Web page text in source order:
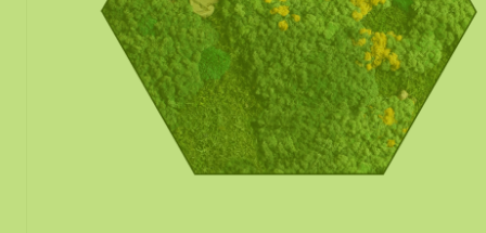
Mos spiegel
Mobiele
Moswand